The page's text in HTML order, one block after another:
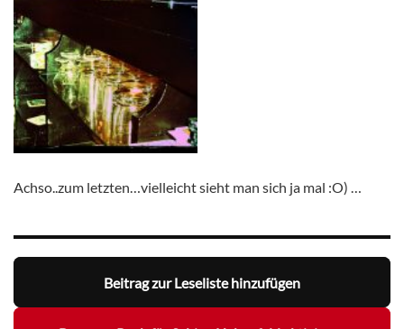
Achso..zum letzten…vielleicht sieht man sich ja mal :O) …
Beitrag zur Leseliste hinzufügen